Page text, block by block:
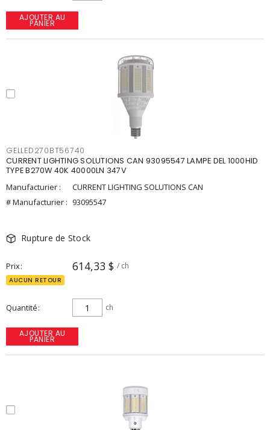
AJOUTER AU
PANIER
GELLED270BT56740
CURRENT LIGHTING SOLUTIONS CAN 93095547 LAMPE DEL 1000HID
TYPE B270W 40K 40000LN 347V
Manufacturier :
CURRENT LIGHTING SOLUTIONS CAN
# Manufacturier : 93095547
Rupture de Stock
Prix 614,33 $ / ch
AUCUN RETOUR
Quantité ch
AJOUTER AU
PANIER